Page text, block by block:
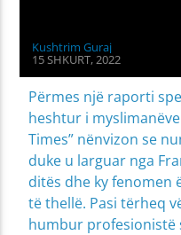
Kushtrim Guraj
15 SHKURT, 2022
Përmes një raporti
heshtur i myslimanëve
Times” nënvizon se
duke u larguar nga
ditës dhe ky fenomen
të thellë. Pasi tërheq
humbur profesionistë